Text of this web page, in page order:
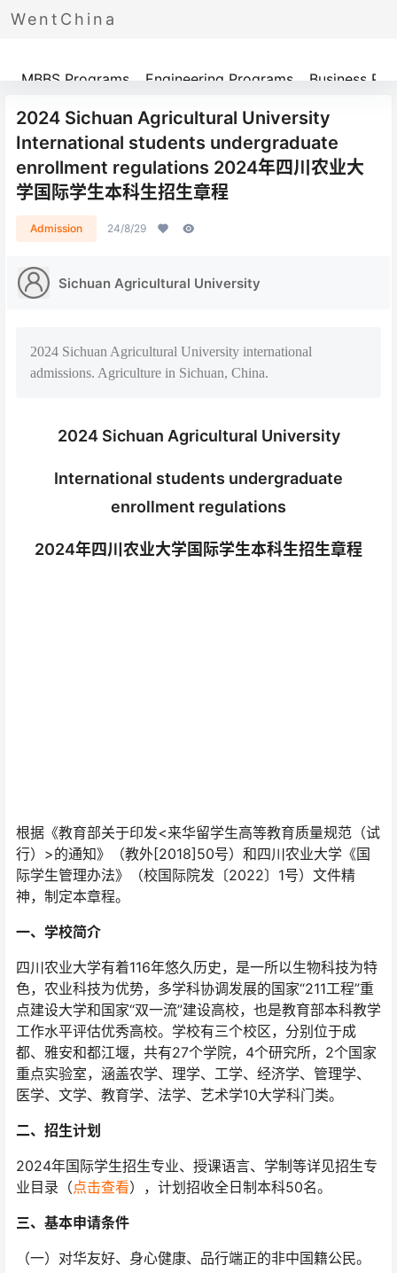
WentChina
Programs
MBBS Programs Engineering Programs Business
2024 Sichuan Agricultural University
International students undergraduate
enrollment regulations 2024年四川农业大
学国际学生本科生招生章程
Admission 24/8/29
Sichuan Agricultural University
2024 Sichuan Agricultural University international
admissions. Agriculture in Sichuan, China.
2024 Sichuan Agricultural University
International students undergraduate
enrollment regulations
2024年四川农业大学国际学生本科生招生章程
根据《教育部关于印发<来华留学生高等教育质量规范（试
行）>的通知》（教外[2018]50号）和四川农业大学《国
际学生管理办法》（校国际院发〔2022〕1号）文件精
神，制定本章程。
一、学校简介
四川农业大学有着116年悠久历史，是一所以生物科技为特
色，农业科技为优势，多学科协调发展的国家“211工程”重
点建设大学和国家“双一流”建设高校，也是教育部本科教学
工作水平评估优秀高校。学校有三个校区，分别位于成
都、雅安和都江堰，共有27个学院，4个研究所，2个国家
重点实验室，涵盖农学、理学、工学、经济学、管理学、
医学、文学、教育学、法学、艺术学10大学科门类。
二、招生计划
2024年国际学生招生专业、授课语言、学制等详见招生专
业目录（点击查看），计划招收全日制本科50名。
三、基本申请条件
（一）对华友好、身心健康、品行端正的非中国籍公民。